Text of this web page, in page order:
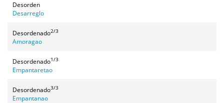
Desorden
Desarreglo
Desordenado2/3
Amoragao
Desordenado1/3
Empantaretao
Desordenado3/3
Empantanao